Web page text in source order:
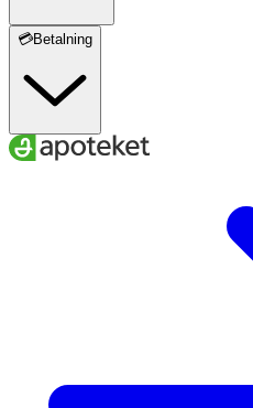
💳Betalning